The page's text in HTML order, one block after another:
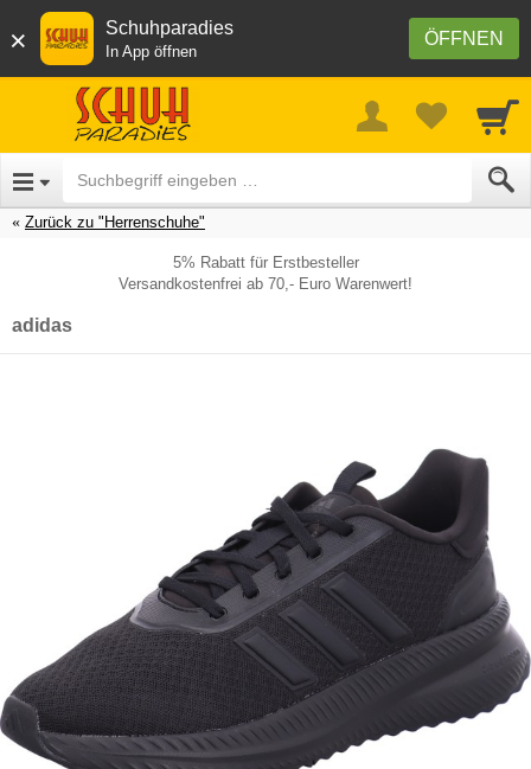
× ÖFFNEN
Schuhparadies
In App öffnen
Zurück zu "Herrenschuhe"
5% Rabatt für Erstbesteller
Versandkostenfrei ab 70,- Euro Warenwert!
adidas